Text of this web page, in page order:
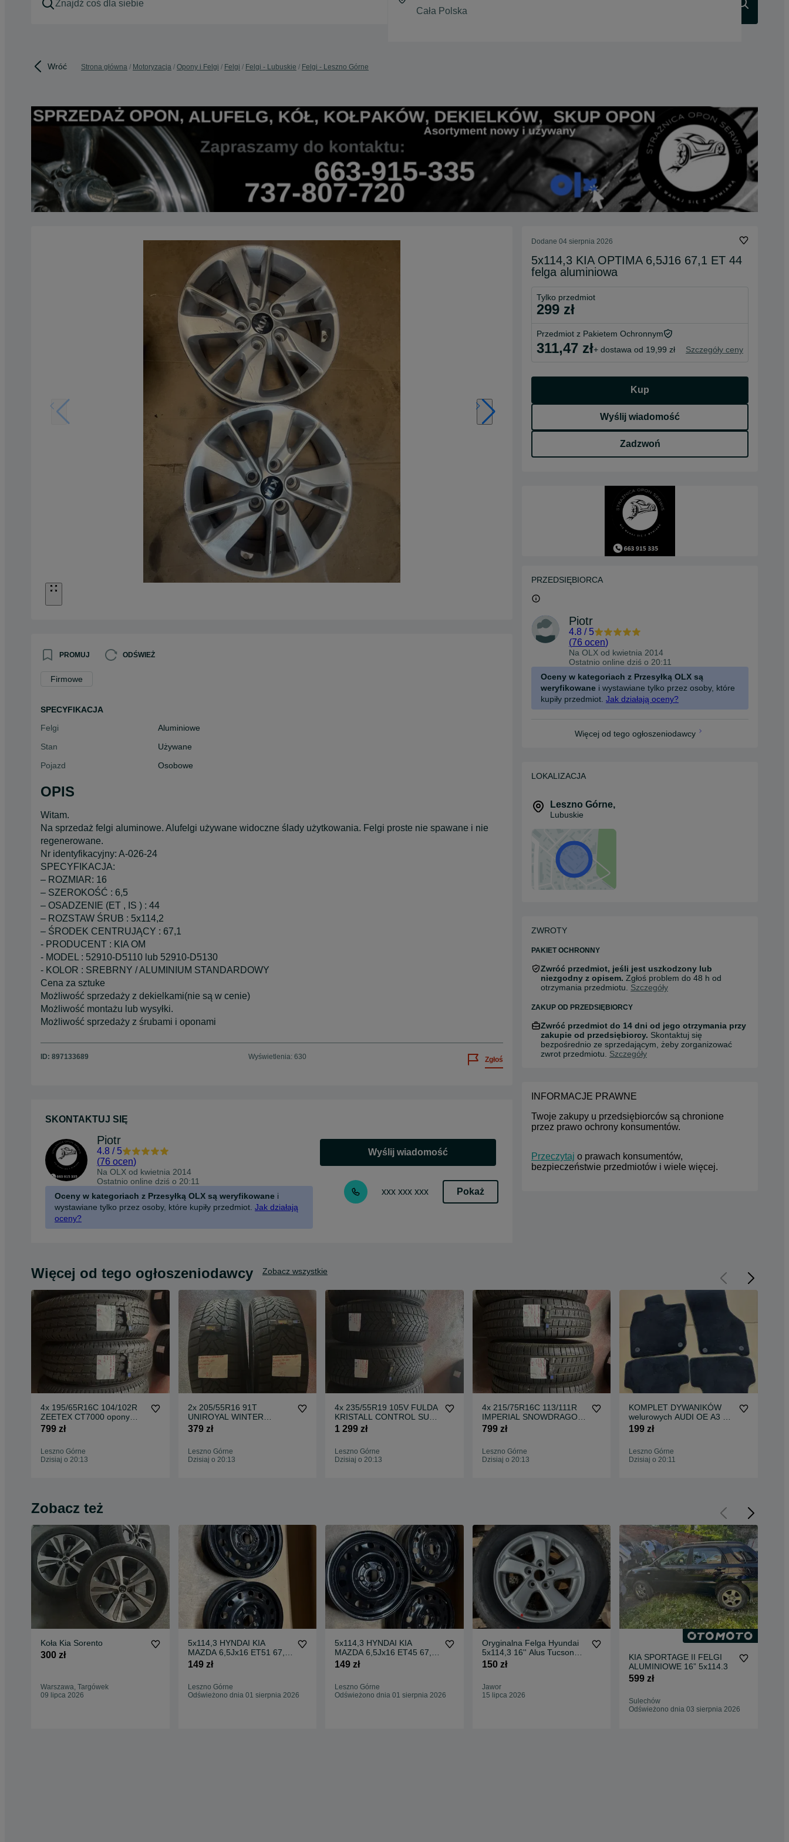
Wróć Strona główna Motoryzacja Opony i Felgi Felgi Felgi - Lubuskie Felgi - Leszno Górne
PROMUJ ODŚWIEŻ
Firmowe
SPECYFIKACJA
Felgi
Aluminiowe
Stan
Używane
Pojazd
Osobowe
OPIS
Witam.
Na sprzedaż felgi aluminowe. Alufelgi używane widoczne ślady użytkowania. Felgi proste nie spawane i nie
regenerowane.
Nr identyfikacyjny: A-026-24
SPECYFIKACJA:
– ROZMIAR: 16
– SZEROKOŚĆ : 6,5
– OSADZENIE (ET , IS ) : 44
– ROZSTAW ŚRUB : 5x114,2
– ŚRODEK CENTRUJĄCY : 67,1
- PRODUCENT : KIA OM
- MODEL : 52910-D5110 lub 52910-D5130
- KOLOR : SREBRNY / ALUMINIUM STANDARDOWY
Cena za sztuke
Możliwość sprzedaży z dekielkami(nie są w cenie)
Możliwość montażu lub wysyłki.
Możliwość sprzedaży z śrubami i oponami
ID: 897133689 Wyświetlenia: 630 Zgłoś
SKONTAKTUJ SIĘ
Piotr
4.8 / 5
(76 ocen)
Na OLX od kwietnia 2014
Ostatnio online dziś o 20:11
Oceny w kategoriach z Przesyłką OLX są weryfikowane i
wystawiane tylko przez osoby, które kupiły przedmiot. Jak działają
oceny?
Wyślij wiadomość
xxx xxx xxx Pokaż
Dodane 04 sierpnia 2026
5x114,3 KIA OPTIMA 6,5J16 67,1 ET 44
felga aluminiowa
Tylko przedmiot
299 zł
Przedmiot z Pakietem Ochronnym
311,47 zł+ dostawa od 19,99 zł Szczegóły ceny
Kup
Wyślij wiadomość
Zadzwoń
PRZEDSIĘBIORCA
Piotr
4.8 / 5
(76 ocen)
Na OLX od kwietnia 2014
Ostatnio online dziś o 20:11
Oceny w kategoriach z Przesyłką OLX są
weryfikowane i wystawiane tylko przez osoby, które
kupiły przedmiot. Jak działają oceny?
Więcej od tego ogłoszeniodawcy
LOKALIZACJA
Leszno Górne,
Lubuskie
ZWROTY
PAKIET OCHRONNY
Zwróć przedmiot, jeśli jest uszkodzony lub
niezgodny z opisem. Zgłoś problem do 48 h od
otrzymania przedmiotu. Szczegóły
ZAKUP OD PRZEDSIĘBIORCY
Zwróć przedmiot do 14 dni od jego otrzymania przy
zakupie od przedsiębiorcy. Skontaktuj się
bezpośrednio ze sprzedającym, żeby zorganizować
zwrot przedmiotu. Szczegóły
INFORMACJE PRAWNE
Twoje zakupy u przedsiębiorców są chronione
przez prawo ochrony konsumentów.
Przeczytaj o prawach konsumentów,
bezpieczeństwie przedmiotów i wiele więcej.
Więcej od tego ogłoszeniodawcy Zobacz wszystkie
4x 195/65R16C 104/102R
ZEETEX CT7000 opony
letnie DEMO
799 zł
Leszno Górne
Dzisiaj o 20:13
2x 205/55R16 91T
UNIROYAL WINTER
EXPERT opony zimowe
379 zł
Leszno Górne
Dzisiaj o 20:13
4x 235/55R19 105V FULDA
KRISTALL CONTROL SUV
opony zimowe M+S 3PMSF
1 299 zł
Leszno Górne
Dzisiaj o 20:13
4x 215/75R16C 113/111R
IMPERIAL SNOWDRAGON
VAN opony zimowe 2025
799 zł
Leszno Górne
Dzisiaj o 20:13
KOMPLET DYWANIKÓW
welurowych AUDI OE A3 8Y
oryginał 8Y1863011A 2023r
199 zł
Leszno Górne
Dzisiaj o 20:11
Zobacz też
Koła Kia Sorento
300 zł
Warszawa, Targówek
09 lipca 2026
5x114,3 HYNDAI KIA
MAZDA 6,5Jx16 ET51 67,1
felgi stalowe ix35 i30
149 zł
Leszno Górne
Odświeżono dnia 01 sierpnia 2026
5x114,3 HYNDAI KIA
MAZDA 6,5Jx16 ET45 67,1
felgi stalowe ix35 i30
149 zł
Leszno Górne
Odświeżono dnia 01 sierpnia 2026
Oryginalna Felga Hyundai
5x114,3 16'' Alus Tucson
IX35
150 zł
Jawor
15 lipca 2026
KIA SPORTAGE II FELGI
ALUMINIOWE 16” 5x114.3
599 zł
Sulechów
Odświeżono dnia 03 sierpnia 2026